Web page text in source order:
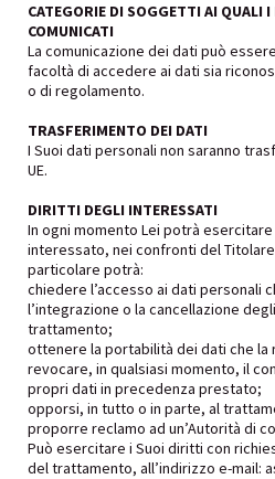
CATEGORIE DI SOGGETTI AI QUALI
COMUNICATI
La comunicazione dei dati può
facoltà di accedere ai dati sia
o di regolamento.
TRASFERIMENTO DEI DATI
I Suoi dati personali non saranno
UE.
DIRITTI DEGLI INTERESSATI
In ogni momento Lei potrà
interessato, nei confronti del
particolare potrà:
chiedere l’accesso ai dati personali
l’integrazione o la cancellazione
trattamento;
ottenere la portabilità dei dati che la
revocare, in qualsiasi momento, il
propri dati in precedenza prestato;
opporsi, in tutto o in parte, al
proporre reclamo ad un’Autorità di
Può esercitare i Suoi diritti con
del trattamento, all’indirizzo e-mail: